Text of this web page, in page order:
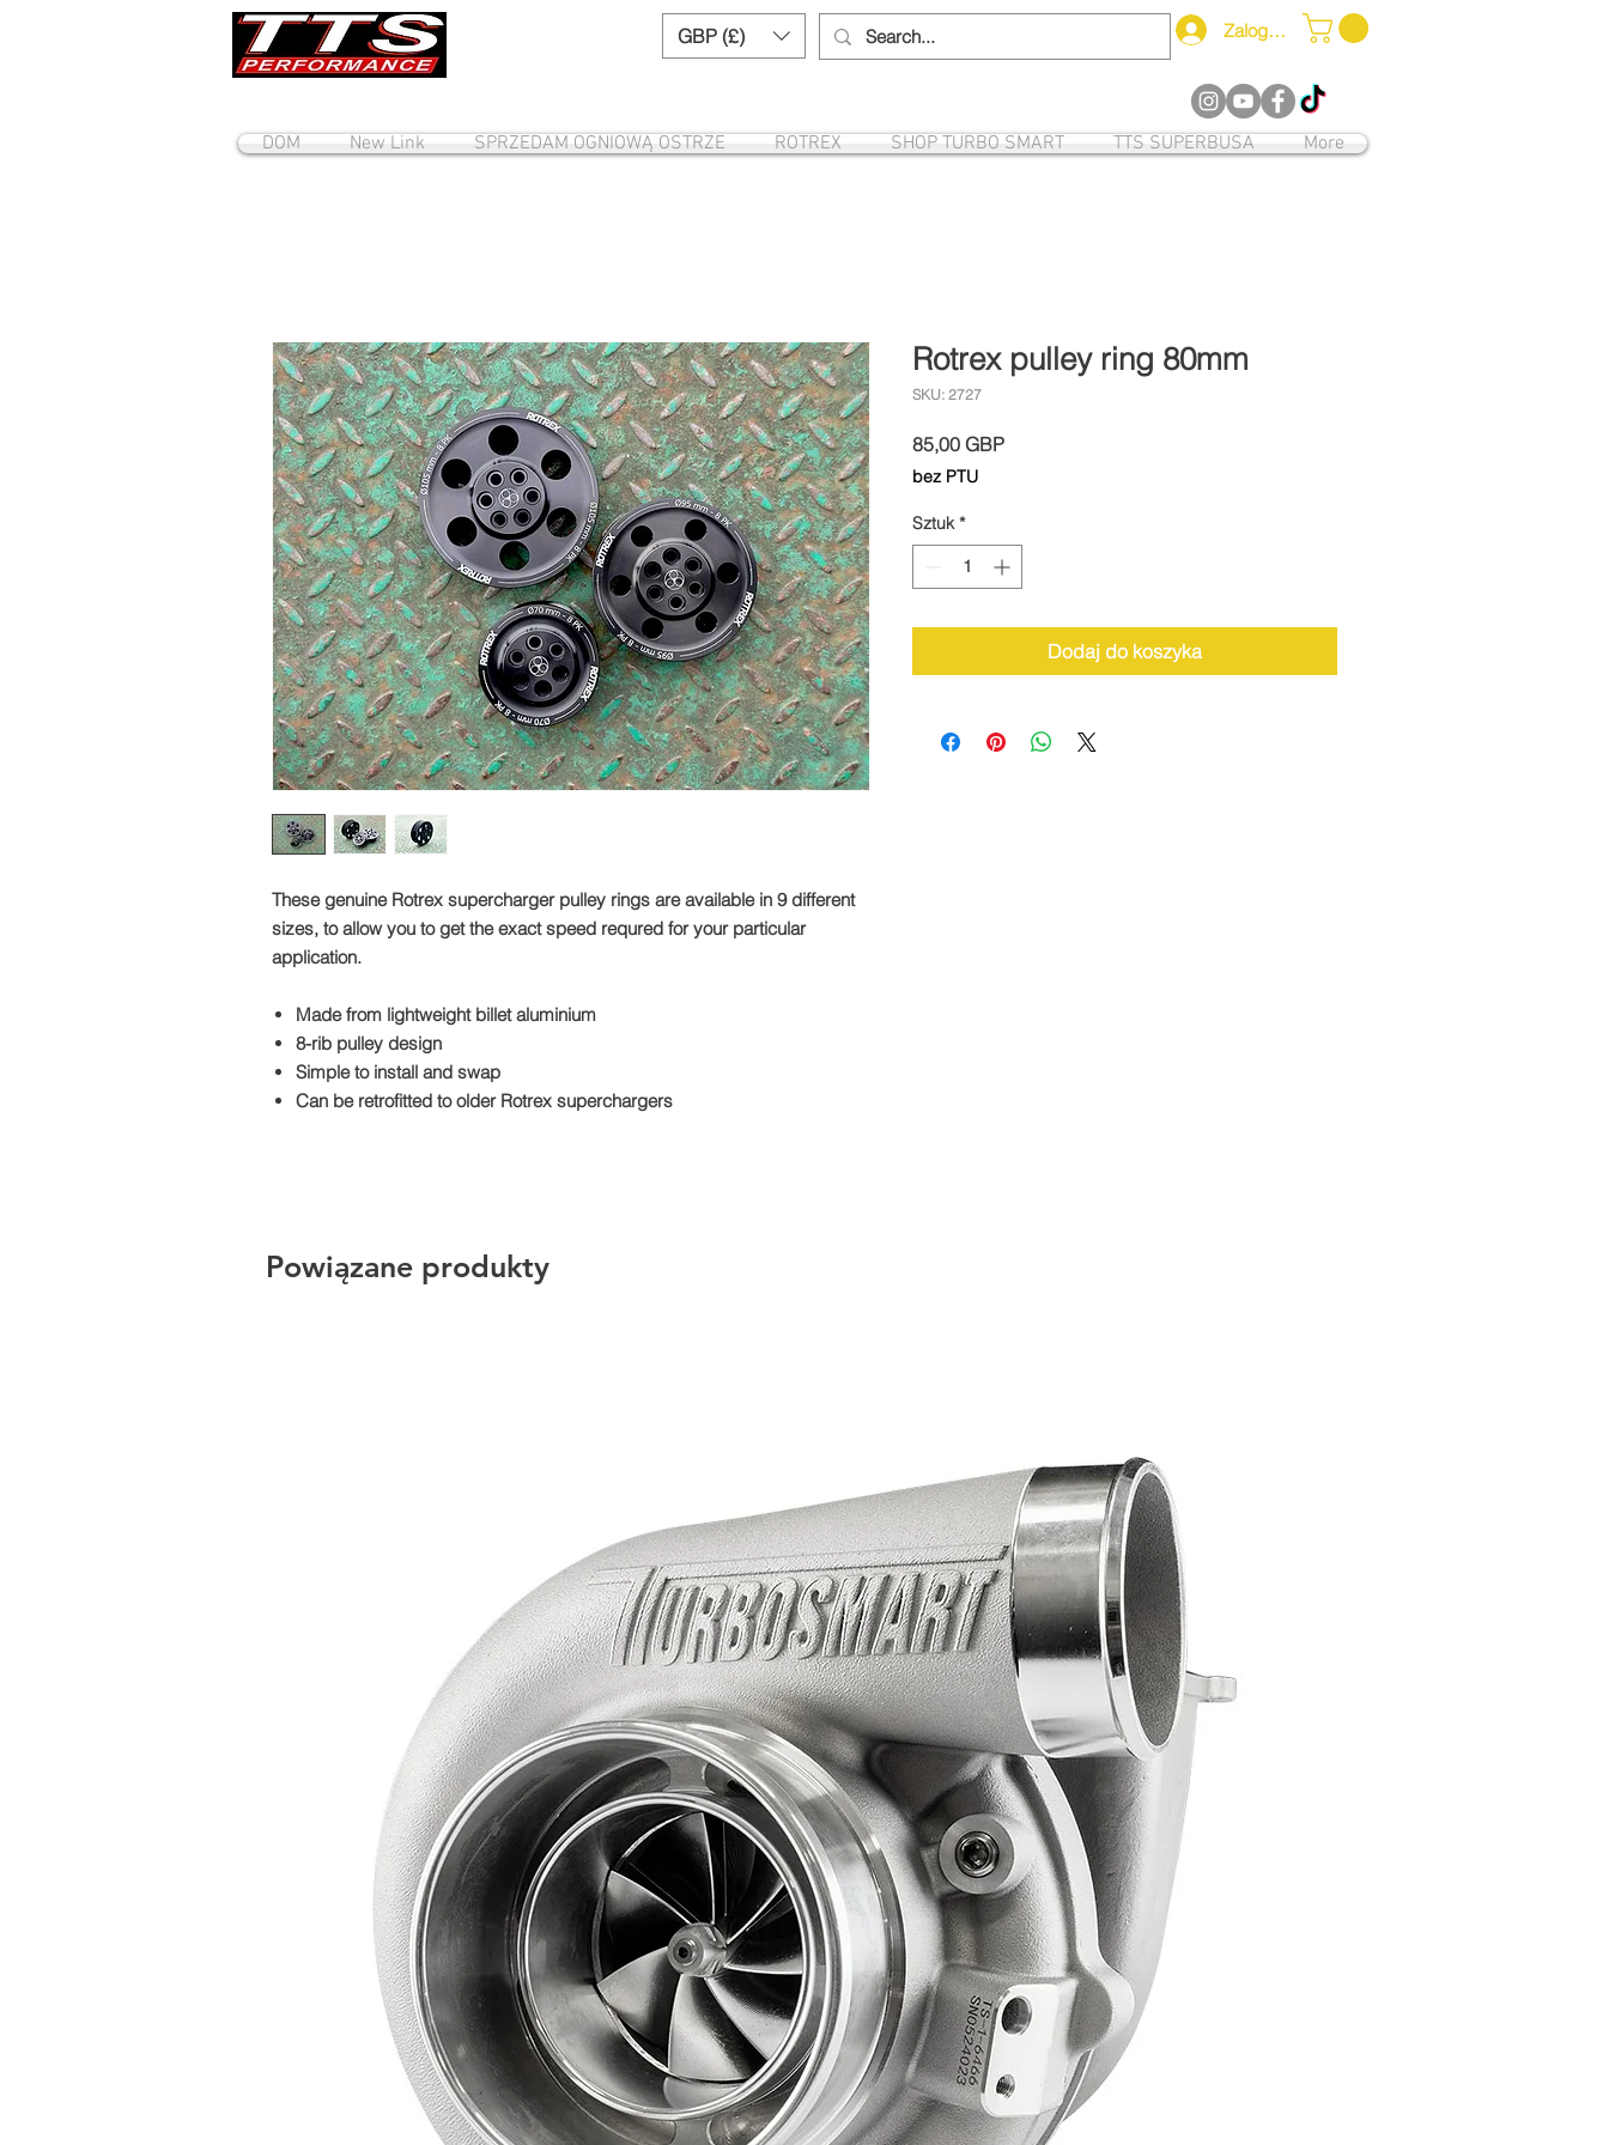
GBP (£) Zaloguj się
DOM New Link SPRZEDAM OGNIOWĄ OSTRZE ROTREX SHOP TURBO SMART TTS SUPERBUSA More
These genuine Rotrex supercharger pulley rings are available in 9 different
sizes, to allow you to get the exact speed requred for your particular
application.
Made from lightweight billet aluminium
8-rib pulley design
Simple to install and swap
Can be retrofitted to older Rotrex superchargers
Rotrex pulley ring 80mm
SKU: 2727
85,00 GBPCena
bez PTU
Sztuk *
Dodaj do koszyka
Powiązane produkty